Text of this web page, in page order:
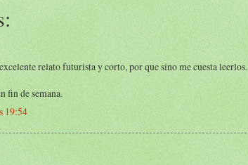
relato futurista y corto, por que sino me cuesta leerlos.
fin de semana.
19:54